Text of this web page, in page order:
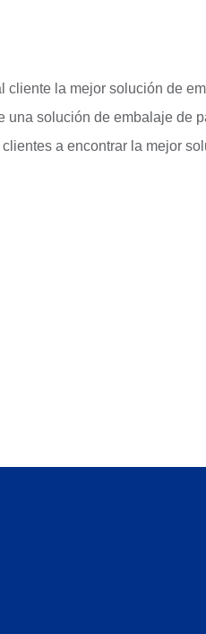
cliente la mejor solución de
una solución de embalaje de
a encontrar la mejor